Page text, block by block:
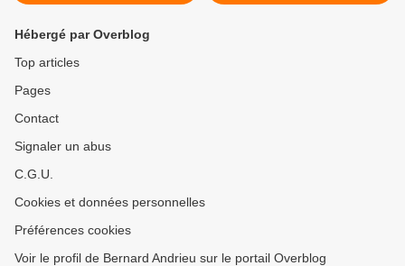
Hébergé par Overblog
Top articles
Pages
Contact
Signaler un abus
C.G.U.
Cookies et données personnelles
Préférences cookies
Voir le profil de Bernard Andrieu sur le portail Overblog